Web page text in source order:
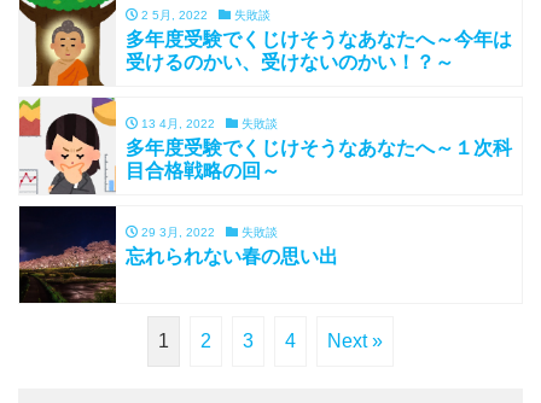
2 5月, 2022 失敗談
多年度受験でくじけそうなあなたへ～今年は
受けるのかい、受けないのかい！？～
13 4月, 2022 失敗談
多年度受験でくじけそうなあなたへ～１次科
目合格戦略の回～
29 3月, 2022 失敗談
忘れられない春の思い出
1 2 3 4 Next »